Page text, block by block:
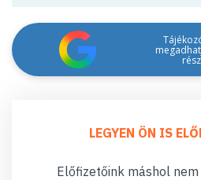
LEGYEN ÖN IS
Előfizetőink máshol